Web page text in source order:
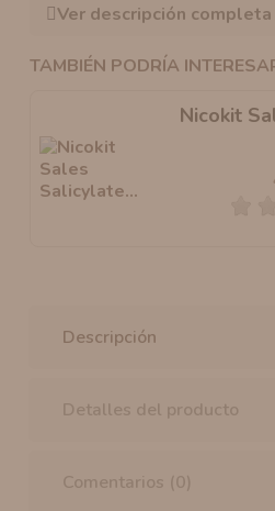
Ver descripción completa
TAMBIÉN PODRÍA
Nicokit
Descripción
Detalles del producto
Comentarios (0)